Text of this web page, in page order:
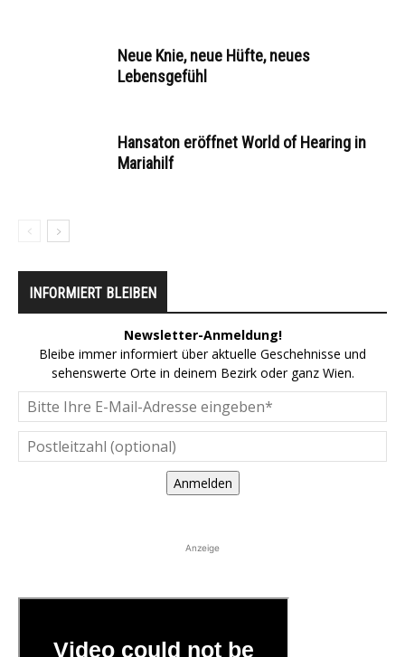
Neue Knie, neue Hüfte, neues
Lebensgefühl
Hansaton eröffnet World of Hearing in
Mariahilf
INFORMIERT BLEIBEN
Newsletter-Anmeldung!
Bleibe immer informiert über aktuelle Geschehnisse und
sehenswerte Orte in deinem Bezirk oder ganz Wien.
Anmelden
Anzeige